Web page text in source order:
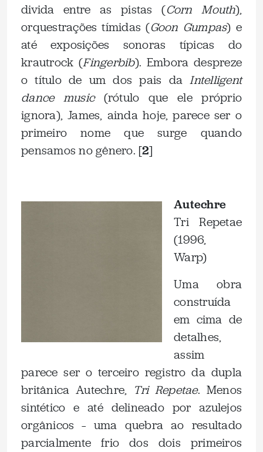
divida entre as pistas (Corn Mouth),
orquestrações tímidas (Goon Gumpas) e
até exposições sonoras típicas do
krautrock (Fingerbib). Embora despreze
o título de um dos pais daIntelligent
dance music(rótulo que ele próprio
ignora), James, ainda hoje, parece ser o
primeiro nome que surge quando
pensamos no gênero. [2]
Autechre
Tri Repetae
(1996,
Warp)
Uma obra
construída
em cima de
detalhes,
assim
parece ser o terceiro registro da dupla
britânica Autechre, Tri Repetae. Menos
sintético e até delineado por azulejos
orgânicos – uma quebra ao resultado
parcialmente frio dos dois primeiros